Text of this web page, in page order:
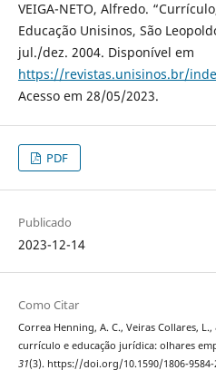
VEIGA-NETO, Alfredo.
Educação Unisinos, São
jul./dez. 2004. Disponível em
https://revistas.unisinos.br/
Acesso em 28/05/2023.
PDF
Publicado
2023-12-14
Como Citar
Correa Henning, A. C., Veiras Collares,
currículo e educação jurídica: olhares
31(3). https://doi.org/10.1590/1806-9584-